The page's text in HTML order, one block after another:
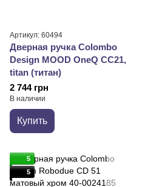
Артикул: 60494
Дверная ручка Colombo
Design MOOD OneQ CC21,
titan (титан)
2 744 грн
В наличии
Купить
5
5